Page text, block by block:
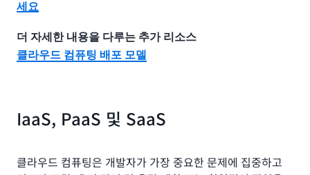
세요
더 자세한 내용을 다루는 추가 리소스
클라우드 컴퓨팅 배포 모델
IaaS, PaaS 및 SaaS
클라우드 컴퓨팅은 개발자가 가장 중요한 문제에 집중하고